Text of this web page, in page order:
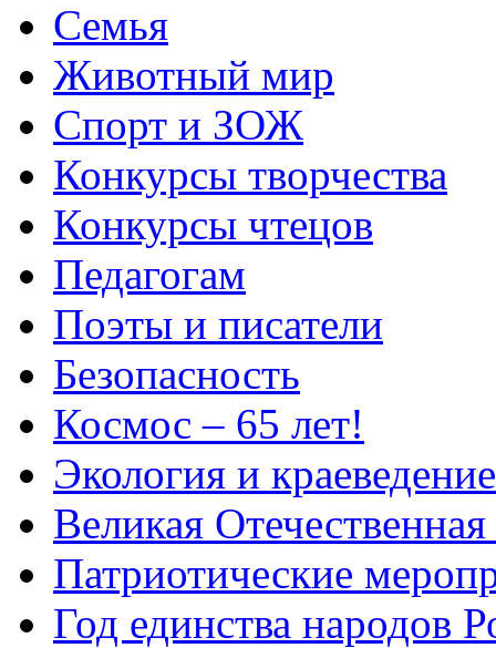
Семья
Животный мир
Спорт и ЗОЖ
Конкурсы творчества
Конкурсы чтецов
Педагогам
Поэты и писатели
Безопасность
Космос – 65 лет!
Экология и краеведение
Великая
Патриотические
Год единства народов